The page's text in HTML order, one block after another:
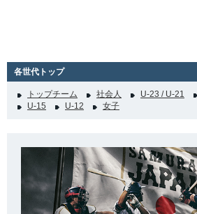
各世代トップ
トップチーム 社会人 U-23 / U-21
U-15
U-12 女子